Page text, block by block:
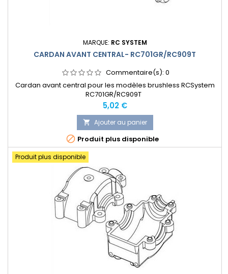
MARQUE: RC SYSTEM
CARDAN AVANT CENTRAL- RC701GR/RC909T
Commentaire(s): 0
Cardan avant central pour les modèles brushless RCSystem
RC701GR/RC909T
Prix
5,02 €
 Ajouter au panier
 Produit plus disponible
Produit plus disponible